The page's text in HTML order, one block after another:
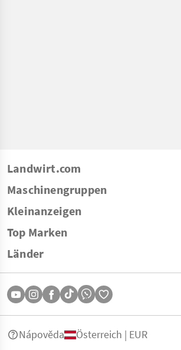
Landwirt.com
Maschinengruppen
Kleinanzeigen
Top Marken
Länder
Nápověda Österreich | EUR